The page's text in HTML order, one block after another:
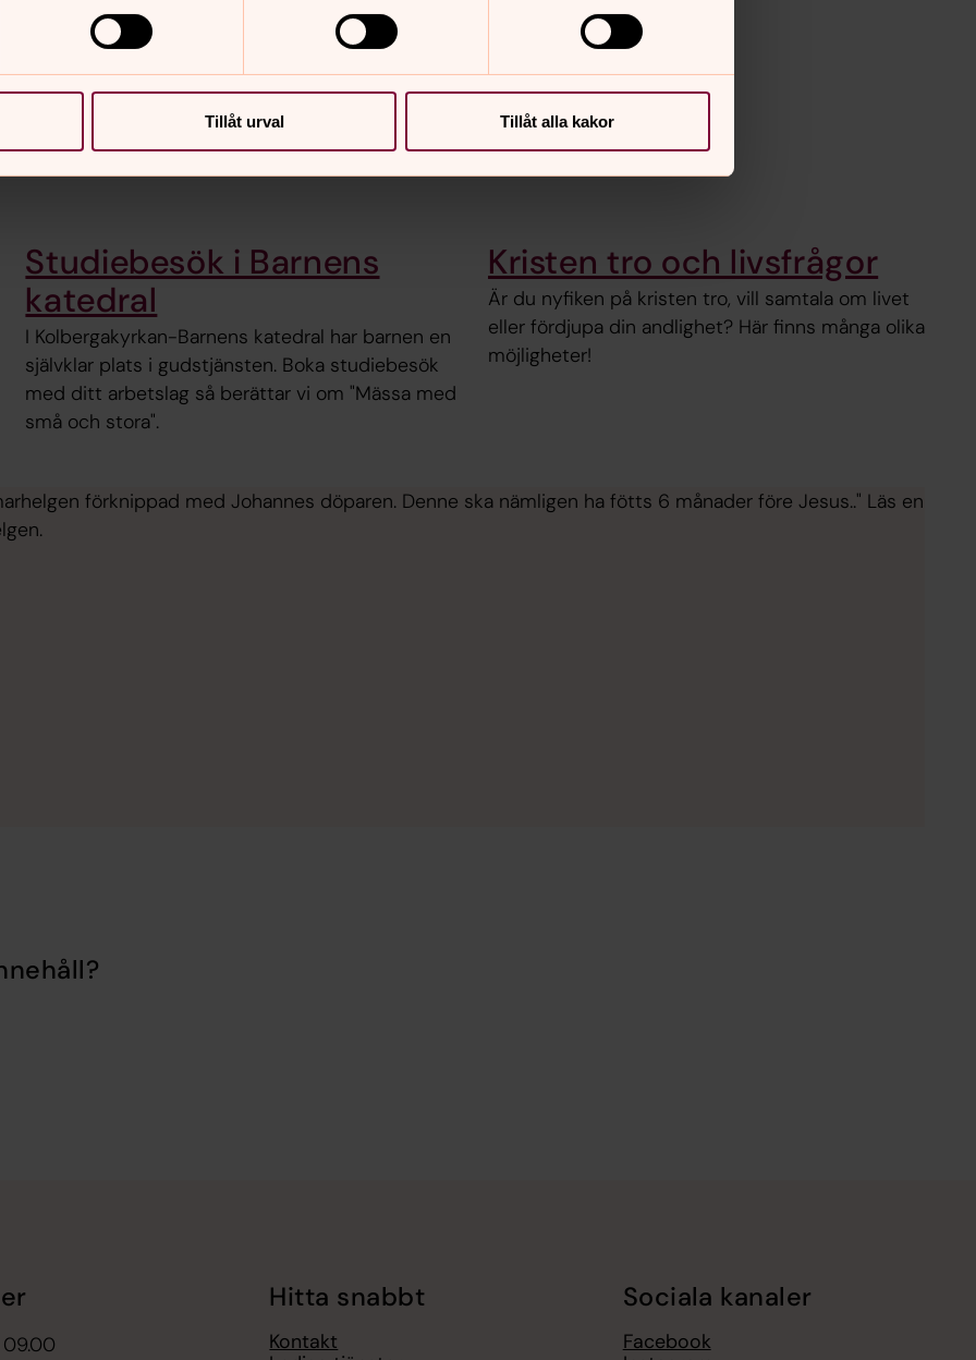
Tillåt urval Tillåt alla kakor
andakter:
digitalt, här hittar du dem:
Studiebesök i Barnens
katedral
I Kolbergakyrkan-Barnens katedral har barnen en
självklar plats i gudstjänsten. Boka studiebesök
med ditt arbetslag så berättar vi om "Mässa med
små och stora".
Kristen tro och livsfrågor
Är du nyfiken på kristen tro, vill samtala om livet
eller fördjupa din andlighet? Här finns många olika
möjligheter!
förknippad med Johannes döparen. Denne ska nämligen ha fötts 6 månader före Jesus.." Läs en
Hitta snabbt
Kontakt
Sociala kanaler
Facebook